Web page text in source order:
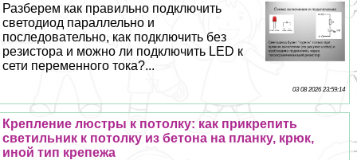
Разберем как правильно подключить
светодиод параллельно и
последовательно, как подключить без
резистора и можно ли подключить LED к
сети переменного тока?...
03 08 2026 23:59:14
Крепление люстры к потолку: как прикрепить
светильник к потолку из бетона на планку, крюк,
иной тип крепежа